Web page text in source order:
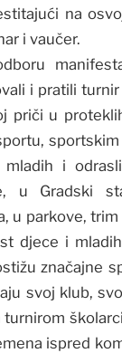
na
i vaučer.
i pratili
priči u
i
u Gradski
u parkove,
djece i
značajne
svoj klub,
ispred